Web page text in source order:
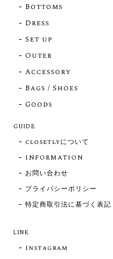
Bottoms
Dress
Set up
Outer
Accessory
Bags / Shoes
Goods
GUIDE
closetlyについて
INFORMATION
お問い合わせ
プライバシーポリシー
特定商取引法に基づく表記
LINK
Instagram